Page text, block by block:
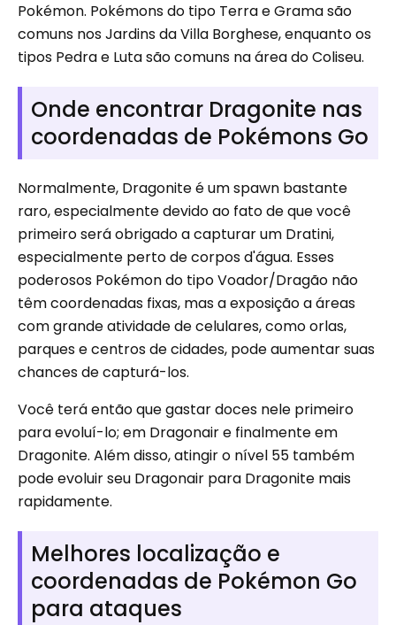
Pokémon. Pokémons do tipo Terra e Grama são
comuns nos Jardins da Villa Borghese, enquanto os
tipos Pedra e Luta são comuns na área do Coliseu.
Onde encontrar Dragonite nas
coordenadas de Pokémons Go
Normalmente, Dragonite é um spawn bastante
raro, especialmente devido ao fato de que você
primeiro será obrigado a capturar um Dratini,
especialmente perto de corpos d'água. Esses
poderosos Pokémon do tipo Voador/Dragão não
têm coordenadas fixas, mas a exposição a áreas
com grande atividade de celulares, como orlas,
parques e centros de cidades, pode aumentar suas
chances de capturá-los.
Você terá então que gastar doces nele primeiro
para evoluí-lo; em Dragonair e finalmente em
Dragonite. Além disso, atingir o nível 55 também
pode evoluir seu Dragonair para Dragonite mais
rapidamente.
Melhores localização e
coordenadas de Pokémon Go
para ataques